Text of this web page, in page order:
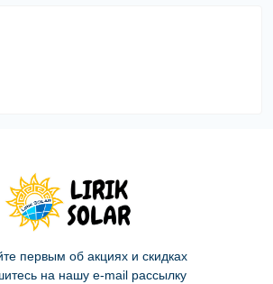
первым об акциях и скидках
на нашу e-mail рассылку